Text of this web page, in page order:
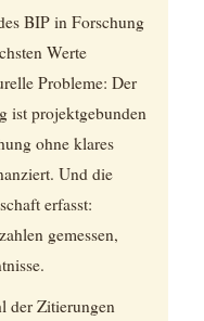
BIP in Forschung
Werte
Probleme: Der
ist projektgebunden
ohne klares
Und die
erfasst:
gemessen,
der Zitierungen